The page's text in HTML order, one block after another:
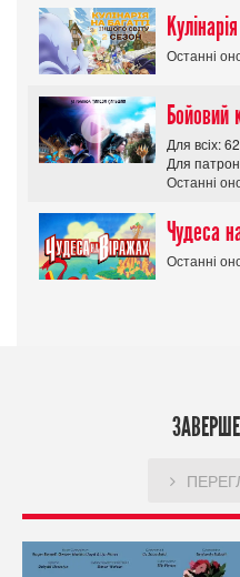
Останні
Бойовий
Для всіх: 62
Для
Останні
Чудеса
Останні